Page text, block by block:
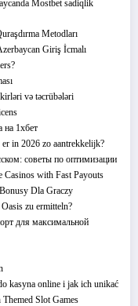
Mostbet sadiqlik
Metodları
Giriş İcmalı
və təcrübələri
на 1хбет
in 2026 zo aantrekkelijk?
советы по оптимизации
with Fast Payouts
Dla Graczy
zu ermitteln?
для максимальной
kasyna online i jak ich unikać
Slot Games